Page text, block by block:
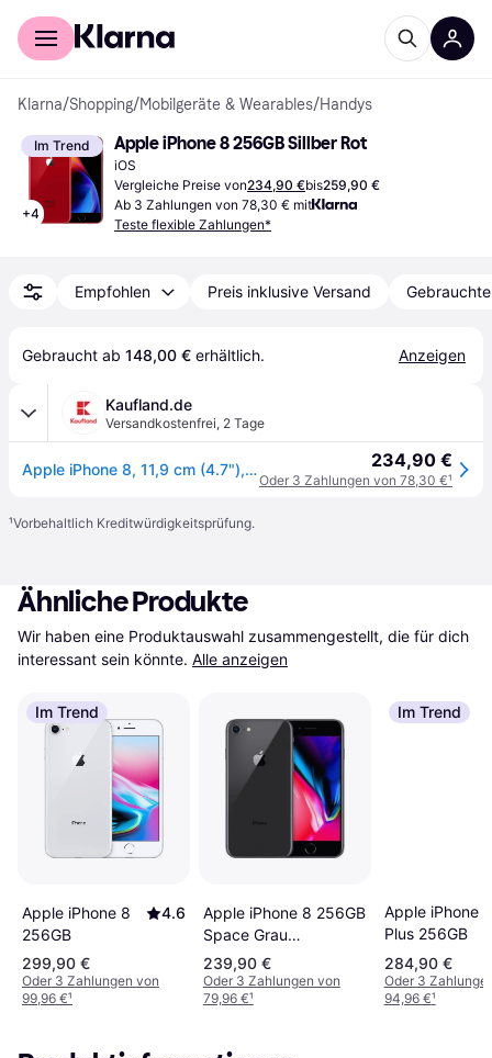
Für Shopper
Klarna/Shopping/Mobilgeräte & Wearables/Handys
Im Trend
+4
Apple iPhone 8 256GB Sillber Rot
iOS
Vergleiche Preise von234,90 €bis259,90 €
Ab 3 Zahlungen von 78,30 € mit
Teste flexible Zahlungen*
Empfohlen Preis inklusive Versand
Gebraucht ab 148,00 € erhältlich. Anzeigen
Kaufland.de
Versandkostenfrei, 2 Tage
Apple iPhone 8, 11,9 cm (4.7"), 1334 x 750 Pixel, 256 GB, 12 MP, iOS 11, Rot 234,90 €
Oder 3 Zahlungen von 78,30 €¹
¹Vorbehaltlich Kreditwürdigkeitsprüfung.
Ähnliche Produkte
Wir haben eine Produktauswahl zusammengestellt, die für dich
interessant sein könnte. Alle anzeigen
Im Trend
Apple iPhone 8
256GB
4.6
299,90 €
Oder 3 Zahlungen von
99,96 €¹
Apple iPhone 8 256GB
Space Grau
MQ7C2ZD A
239,90 €
Oder 3 Zahlungen von
79,96 €¹
Im Trend
Apple iPhone 8
Plus 256GB
284,90 €
Oder 3
94,96 €¹